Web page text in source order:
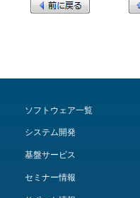
ソフトウェア一覧
システム開発
基盤サービス
セミナー情報